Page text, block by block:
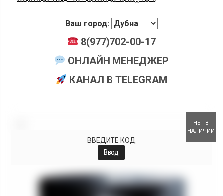
Ваш город:
8(977)702-00-17
ОНЛАЙН МЕНЕДЖЕР
КАНАЛ В TELEGRAM
НЕТ В
НАЛИЧИИ
ВВЕДИТЕ КОД
Ввод